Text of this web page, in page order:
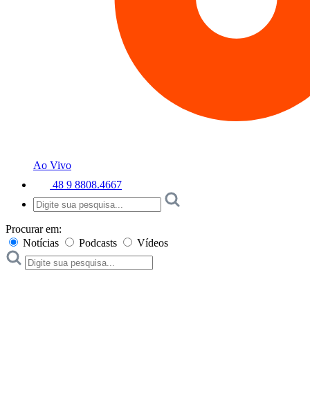
Ao Vivo
48 9 8808.4667
Procurar em:
Notícias
Podcasts Vídeos